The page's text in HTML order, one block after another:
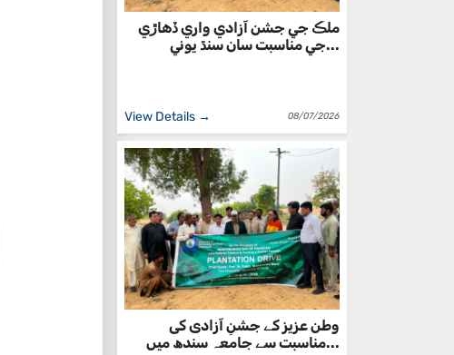
ملڪ جي جشن آزادي واري ڏهاڙي
جي مناسبت سان سنڌ يوني...
View Details → 08/07/2026
وطن عزیز کے جشنِ آزادی کی
مناسبت سے جامعہ سندھ میں...